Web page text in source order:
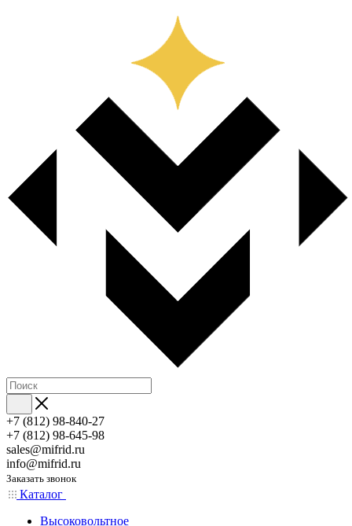
+7 (812) 98-840-27
+7 (812) 98-645-98
sales@mifrid.ru
info@mifrid.ru
Заказать звонок
Каталог
Высоковольтное